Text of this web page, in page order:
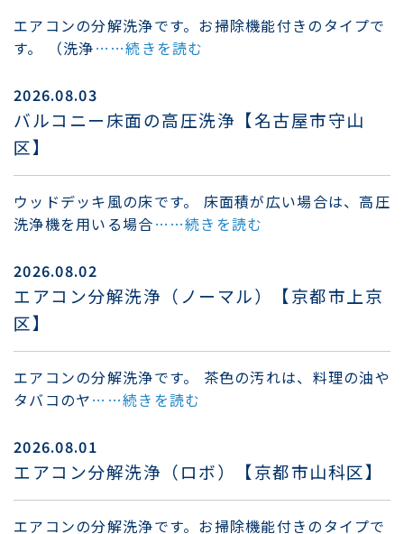
エアコンの分解洗浄です。お掃除機能付きのタイプで
す。 （洗浄……続きを読む
2026.08.03
バルコニー床面の高圧洗浄【名古屋市守山
区】
ウッドデッキ風の床です。 床面積が広い場合は、高圧
洗浄機を用いる場合……続きを読む
2026.08.02
エアコン分解洗浄（ノーマル）【京都市上京
区】
エアコンの分解洗浄です。 茶色の汚れは、料理の油や
タバコのヤ……続きを読む
2026.08.01
エアコン分解洗浄（ロボ）【京都市山科区】
エアコンの分解洗浄です。お掃除機能付きのタイプで